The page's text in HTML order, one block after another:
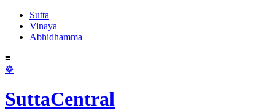
Sutta
Vinaya
Abhidhamma
≡
☸
SuttaCentral